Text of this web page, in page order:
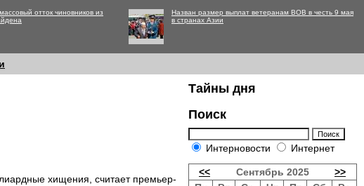
отток чиновников из
Назван размер выплат ветеранам ВОВ в честь 9 мая
в странах Азии
хищения, считает премьер-
Тайны дня
Поиск
Интерновости Интернет
<< Сентябрь 2025
>>